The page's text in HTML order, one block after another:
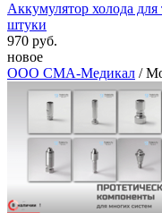
Аккумулятор холода
штуки
970 руб.
новое
ООО СМА-Медикал /